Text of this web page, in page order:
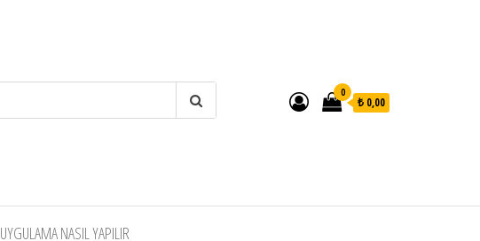
0
₺ 0,00
UYGULAMA NASIL YAPILIR